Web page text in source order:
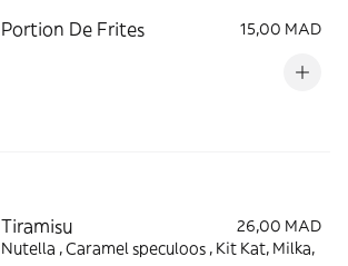
Portion De Frites 15,00 MAD
Tiramisu
26,00 MAD
Nutella , Caramel speculoos , Kit Kat, Milka,